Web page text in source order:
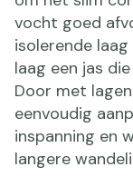
vocht goed
isolerende
laag een jas
Door met
eenvoudig
inspanning en
langere